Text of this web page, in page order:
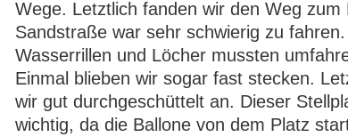
Wege. Letztlich fanden wir den Weg zum
Sandstraße war sehr schwierig zu
Wasserrillen und Löcher mussten
Einmal blieben wir sogar fast stecken.
wir gut durchgeschüttelt an. Dieser
wichtig, da die Ballone von dem Platz